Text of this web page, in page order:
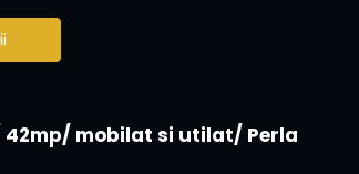
mobilat si utilat/ Perla